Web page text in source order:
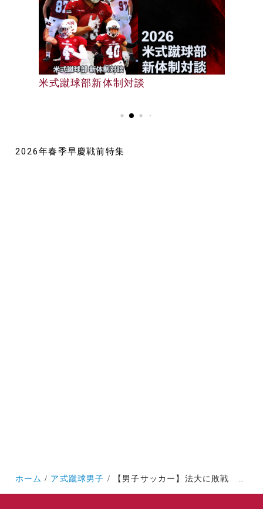
早大野球部選手名鑑
米式蹴球部新体制対談
早大野球部選手名鑑
2026年春季早慶戦前特集
ホーム ア式蹴球男子 【男子サッカー】法大に敗戦 前半の２失点が勝負を分けた